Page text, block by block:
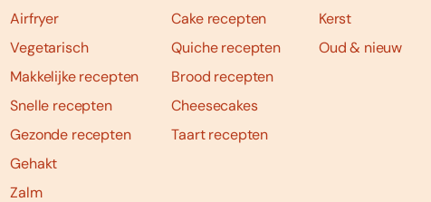
Airfryer
Vegetarisch
Makkelijke recepten
Snelle recepten
Gezonde recepten
Gehakt
Zalm
Cake recepten
Quiche recepten
Brood recepten
Cheesecakes
Taart recepten
Kerst
Oud & nieuw